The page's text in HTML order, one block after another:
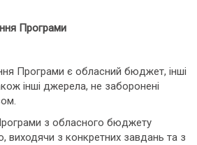
Програми
Програми є обласний бюджет, інші
інші джерела, не заборонені
з обласного бюджету
виходячи з конкретних завдань та з